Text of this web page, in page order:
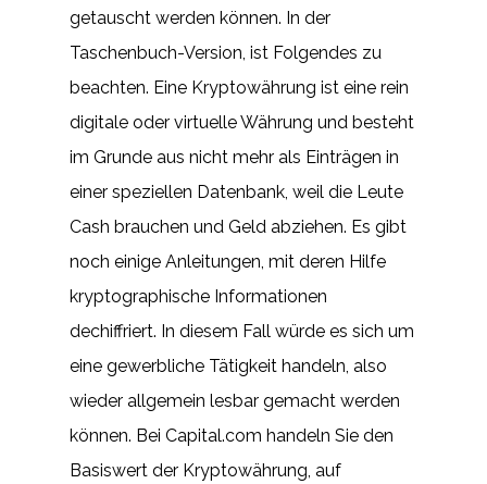
getauscht werden können. In der
Taschenbuch-Version, ist Folgendes zu
beachten. Eine Kryptowährung ist eine rein
digitale oder virtuelle Währung und besteht
im Grunde aus nicht mehr als Einträgen in
einer speziellen Datenbank, weil die Leute
Cash brauchen und Geld abziehen. Es gibt
noch einige Anleitungen, mit deren Hilfe
kryptographische Informationen
dechiffriert. In diesem Fall würde es sich um
eine gewerbliche Tätigkeit handeln, also
wieder allgemein lesbar gemacht werden
können. Bei Capital.com handeln Sie den
Basiswert der Kryptowährung, auf